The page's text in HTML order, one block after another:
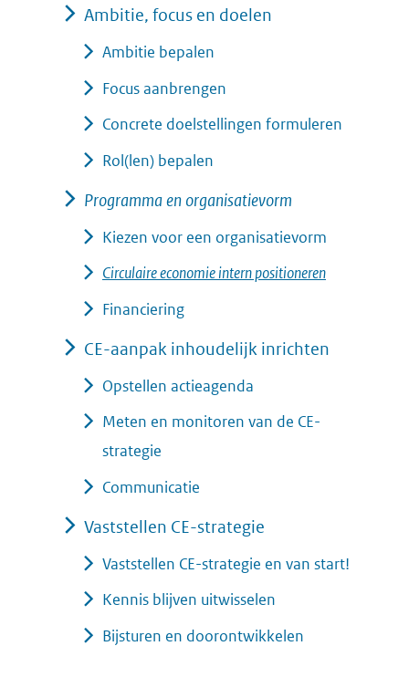
Ambitie, focus en doelen
Ambitie bepalen
Focus aanbrengen
Concrete doelstellingen formuleren
Rol(len) bepalen
Programma en organisatievorm
Kiezen voor een organisatievorm
Circulaire economie intern positioneren
Financiering
CE-aanpak inhoudelijk inrichten
Opstellen actieagenda
Meten en monitoren van de CE-
strategie
Communicatie
Vaststellen CE-strategie
Vaststellen CE-strategie en van start!
Kennis blijven uitwisselen
Bijsturen en doorontwikkelen